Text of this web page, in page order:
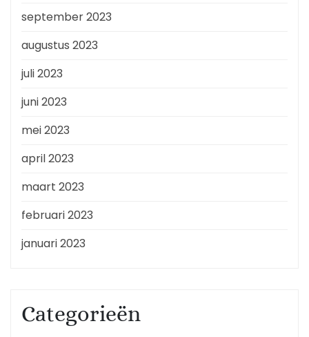
september 2023
augustus 2023
juli 2023
juni 2023
mei 2023
april 2023
maart 2023
februari 2023
januari 2023
Categorieën